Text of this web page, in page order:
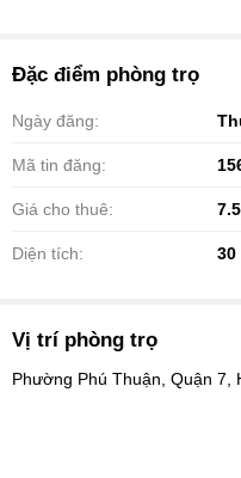
Đặc điểm phòng trọ
Ngày đăng:
Mã tin đăng:
Giá cho thuê: 7.5
Diện tích: 30
Vị trí phòng trọ
Phường Phú Thuận, Quận 7,